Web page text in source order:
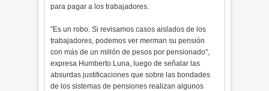
para pagar a los trabajadores.
"Es un robo. Si revisamos casos aislados de los
trabajadores, podemos ver merman su pensión
con más de un millón de pesos por pensionado",
expresa Humberto Luna, luego de señalar las
absurdas justificaciones que sobre las bondades
de los sistemas de pensiones realizan algunos